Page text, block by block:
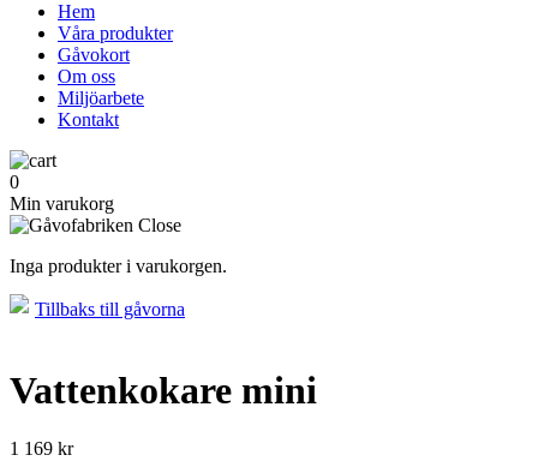
Hem
Våra produkter
Gåvokort
Om oss
Miljöarbete
Kontakt
0
Min varukorg
Inga produkter i varukorgen.
Tillbaks till gåvorna
Vattenkokare mini
1 169 kr